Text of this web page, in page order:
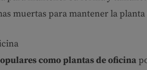
muertas para mantener la
como plantas de oficina